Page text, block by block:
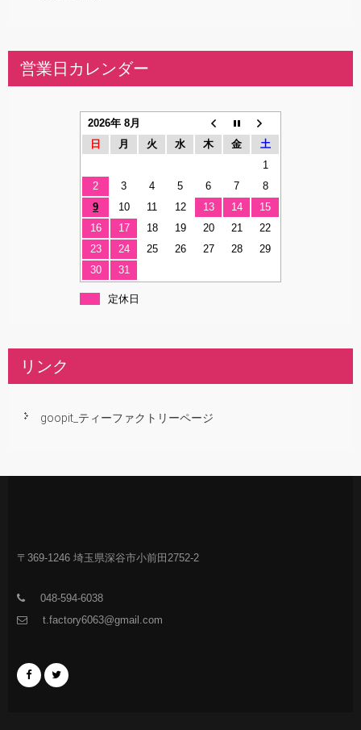
営業日カレンダー
2026年 8月
日
月 火 水 木 金
土
1
2
3 4 5 6 7
8
9
10 11 12 13 14
15
16
17 18 19 20 21
22
23
24 25 26 27 28
29
30
31
定休日
リンク
goopit_ティーファクトリーページ
〒369-1246 埼玉県深谷市小前田2752-2
048-594-6038
t.factory6063@gmail.com